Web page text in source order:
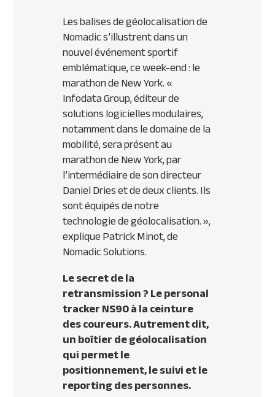
Les balises de géolocalisation de
Nomadic s’illustrent dans un
nouvel événement sportif
emblématique, ce week-end : le
marathon de New York. «
Infodata Group, éditeur de
solutions logicielles modulaires,
notamment dans le domaine de la
mobilité, sera présent au
marathon de New York, par
l’intermédiaire de son directeur
Daniel Dries et de deux clients. Ils
sont équipés de notre
technologie de géolocalisation. »,
explique Patrick Minot, de
Nomadic Solutions.
Le secret de la
retransmission ? Le personal
tracker NS90 à la ceinture
des coureurs. Autrement dit,
un boîtier de géolocalisation
qui permet le
positionnement, le suivi et le
reporting des personnes.